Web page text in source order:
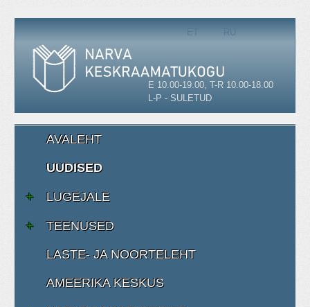
ET RU
E 10.00-19.00, T-R 10.00-18.00
L-P - SULETUD
AVALEHT
UUDISED
LUGEJALE
TEENUSED
LASTE- JA NOORTELEHT
AMEERIKA KESKUS